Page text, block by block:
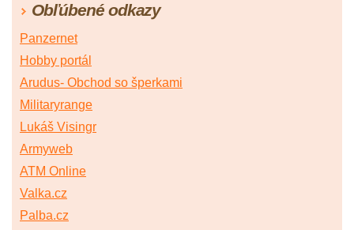
Obľúbené odkazy
Panzernet
Hobby portál
Arudus- Obchod so šperkami
Militaryrange
Lukáš Visingr
Armyweb
ATM Online
Valka.cz
Palba.cz